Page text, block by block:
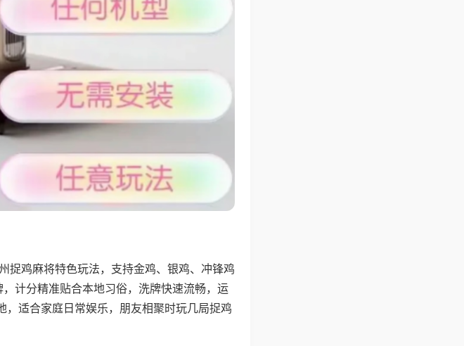
捉鸡麻将特色玩法，支持金鸡、银鸡、冲锋鸡
计分精准贴合本地习俗，洗牌快速流畅，运
适合家庭日常娱乐，朋友相聚时玩几局捉鸡